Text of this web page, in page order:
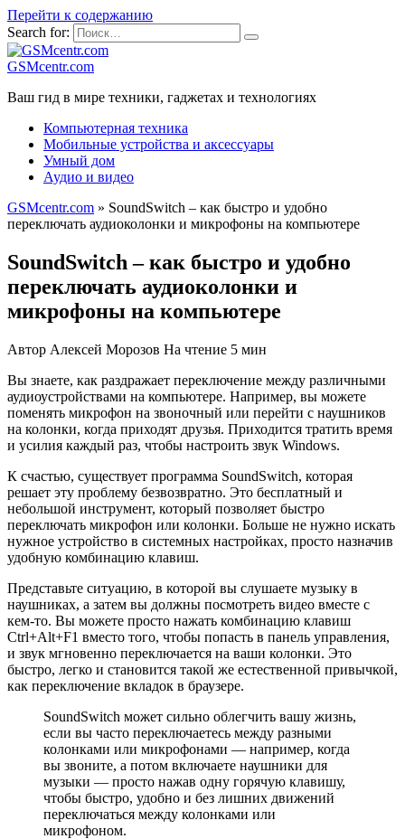
Перейти к содержанию
Search for:
GSMcentr.com
Ваш гид в мире техники, гаджетах и технологиях
Компьютерная техника
Мобильные устройства и аксессуары
Умный дом
Аудио и видео
GSMcentr.com » SoundSwitch – как быстро и удобно
переключать аудиоколонки и микрофоны на компьютере
SoundSwitch – как быстро и удобно
переключать аудиоколонки и
микрофоны на компьютере
Автор Алексей Морозов На чтение 5 мин
Вы знаете, как раздражает переключение между различными
аудиоустройствами на компьютере. Например, вы можете
поменять микрофон на звоночный или перейти с наушников
на колонки, когда приходят друзья. Приходится тратить время
и усилия каждый раз, чтобы настроить звук Windows.
К счастью, существует программа SoundSwitch, которая
решает эту проблему безвозвратно. Это бесплатный и
небольшой инструмент, который позволяет быстро
переключать микрофон или колонки. Больше не нужно искать
нужное устройство в системных настройках, просто назначив
удобную комбинацию клавиш.
Представьте ситуацию, в которой вы слушаете музыку в
наушниках, а затем вы должны посмотреть видео вместе с
кем-то. Вы можете просто нажать комбинацию клавиш
Ctrl+Alt+F1 вместо того, чтобы попасть в панель управления,
и звук мгновенно переключается на ваши колонки. Это
быстро, легко и становится такой же естественной привычкой,
как переключение вкладок в браузере.
SoundSwitch может сильно облегчить вашу жизнь,
если вы часто переключаетесь между разными
колонками или микрофонами — например, когда
вы звоните, а потом включаете наушники для
музыки — просто нажав одну горячую клавишу,
чтобы быстро, удобно и без лишних движений
переключаться между колонками или
микрофоном.